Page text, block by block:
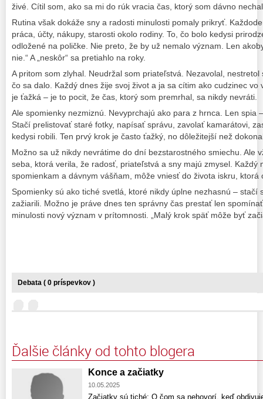
živé. Cítil som, ako sa mi do rúk vracia čas, ktorý som dávno
Rutina však dokáže sny a radosti minulosti pomaly prikryť.
práca, účty, nákupy, starosti okolo rodiny. To, čo bolo kedysi
odložené na poličke. Nie preto, že by už nemalo význam. Len
nie.“ A „neskôr“ sa pretiahlo na roky.
A pritom som zlyhal. Neudržal som priateľstvá. Nezavolal,
čo sa dalo. Každý dnes žije svoj život a ja sa cítim ako cudzinec
je ťažká – je to pocit, že čas, ktorý som premrhal, sa nikdy nevráti.
Ale spomienky nezmiznú. Nevyprchajú ako para z hrnca. Len spia
Stačí prelistovať staré fotky, napísať správu, zavolať kamarátovi,
kedysi robili. Ten prvý krok je často ťažký, no dôležitejší než
Možno sa už nikdy nevrátime do dní bezstarostného smiechu. Ale
seba, ktorá verila, že radosť, priateľstvá a sny majú zmysel. Každý
spomienkam a dávnym vášňam, môže vniesť do života iskru, ktorá
Spomienky sú ako tiché svetlá, ktoré nikdy úplne nezhasnú – stačí
zažiarili. Možno je práve dnes ten správny čas prestať len
minulosti nový význam v prítomnosti. „Malý krok späť môže byť
Debata ( 0 príspevkov )
Ďalšie články od tohto blogera
Konce a začiatky
10.05.2025
Začiatky sú tiché: O čom sa nehovorí, keď